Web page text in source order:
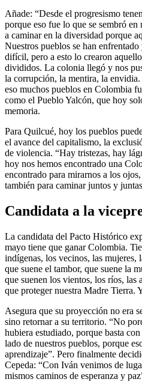
Añade: “Desde el progresismo
porque eso fue lo que se sembró
a caminar en la diversidad porque
Nuestros pueblos se han
difícil, pero a esto lo crearon
divididos. La colonia llegó y nos
la corrupción, la mentira, la
eso muchos pueblos en Colombia
como el Pueblo Yalcón, que hoy
memoria.
Para Quilcué, hoy los pueblos
el avance del capitalismo, la
de violencia. “Hay tristezas, hay
hoy nos hemos encontrado una
encontrado para mirarnos a los
también para caminar juntos y
Candidata a la
La candidata del Pacto Histórico
mayo tiene que ganar Colombia.
indígenas, los vecinos, las mujeres,
que suene el tambor, que suene la
que suenen los vientos, los ríos, las
que proteger nuestra Madre Tierra.
Asegura que su proyección no era
sino retornar a su territorio. “No
hubiera estudiado, porque basta
lado de nuestros pueblos, porque
aprendizaje”. Pero finalmente
Cepeda: “Con Iván venimos de
mismos caminos de esperanza y